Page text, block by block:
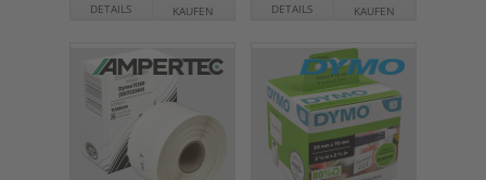
DETAILS KAUFEN DETAILS KAUFEN